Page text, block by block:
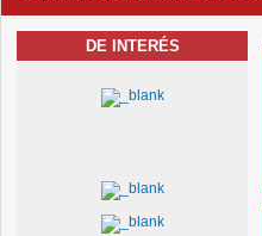
DE INTERÉS